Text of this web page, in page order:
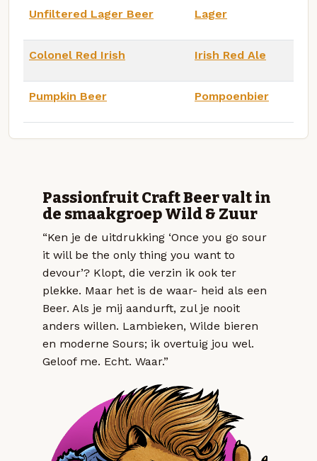
Unfiltered Lager Beer Lager
Colonel Red Irish Irish Red Ale
Pumpkin Beer Pompoenbier
Passionfruit Craft Beer valt in
de smaakgroep Wild & Zuur
“Ken je de uitdrukking ‘Once you go sour
it will be the only thing you want to
devour’? Klopt, die verzin ik ook ter
plekke. Maar het is de waar- heid als een
Beer. Als je mij aandurft, zul je nooit
anders willen. Lambieken, Wilde bieren
en moderne Sours; ik overtuig jou wel.
Geloof me. Echt. Waar.”